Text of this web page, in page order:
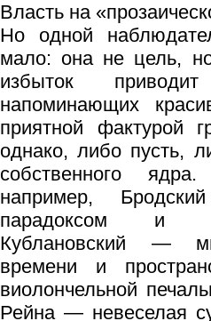
Власть на
Но одной
мало: она не цель,
избыток
напоминающих
приятной фактурой
однако, либо пусть,
собственного
например,
парадоксом и
Кублановский —
времени и
виолончельной
Рейна — невеселая